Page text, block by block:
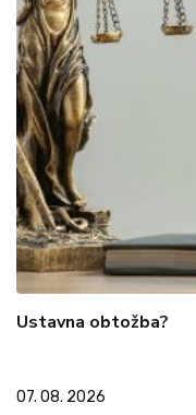
Ustavna obtožba?
07. 08. 2026